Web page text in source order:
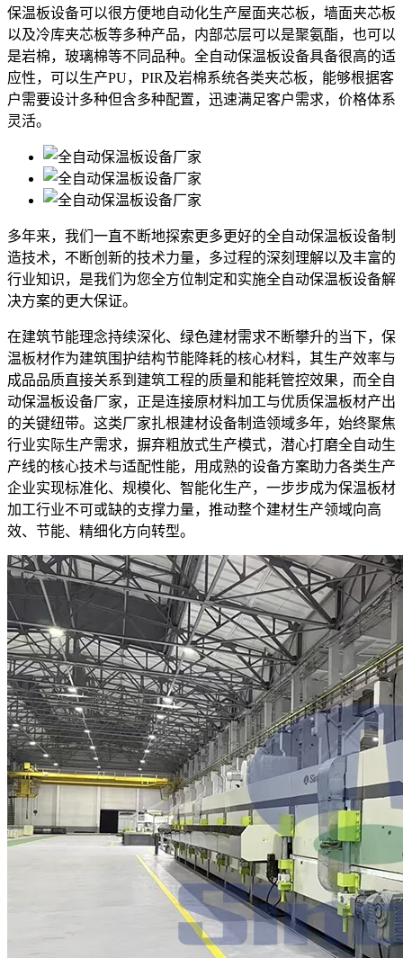
保温板设备可以很方便地自动化生产屋面夹芯板，墙面夹芯板
以及冷库夹芯板等多种产品，内部芯层可以是聚氨酯，也可以
是岩棉，玻璃棉等不同品种。全自动保温板设备具备很高的适
应性，可以生产PU，PIR及岩棉系统各类夹芯板，能够根据客
户需要设计多种但含多种配置，迅速满足客户需求，价格体系
灵活。
多年来，我们一直不断地探索更多更好的全自动保温板设备制
造技术，不断创新的技术力量，多过程的深刻理解以及丰富的
行业知识，是我们为您全方位制定和实施全自动保温板设备解
决方案的更大保证。
在建筑节能理念持续深化、绿色建材需求不断攀升的当下，保
温板材作为建筑围护结构节能降耗的核心材料，其生产效率与
成品品质直接关系到建筑工程的质量和能耗管控效果，而全自
动保温板设备厂家，正是连接原材料加工与优质保温板材产出
的关键纽带。这类厂家扎根建材设备制造领域多年，始终聚焦
行业实际生产需求，摒弃粗放式生产模式，潜心打磨全自动生
产线的核心技术与适配性能，用成熟的设备方案助力各类生产
企业实现标准化、规模化、智能化生产，一步步成为保温板材
加工行业不可或缺的支撑力量，推动整个建材生产领域向高
效、节能、精细化方向转型。